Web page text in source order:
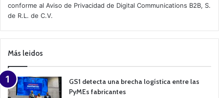
v
e
a
m
a
n
conforme al Aviso de Privacidad de Digital Communications B2B, S.
de R.L. de C.V.
Más leidos
GS1 detecta una brecha logística entre las
PyMEs fabricantes